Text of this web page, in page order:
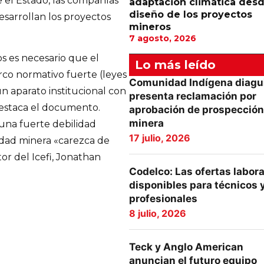
los proyectos
es necesario que el
normativo fuerte (leyes
aparato institucional con
el documento.
fuerte debilidad
minera «carezca de
del Icefi, Jonathan
diseño de los proyectos
mineros
7 agosto, 2026
Lo más leído
Comunidad Indígena
presenta reclamación por
aprobación de prospección
minera
17 julio, 2026
Codelco: Las ofertas
disponibles para técnicos
profesionales
8 julio, 2026
Teck y Anglo American
anuncian el futuro equipo